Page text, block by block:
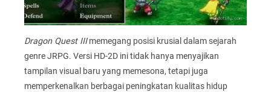
Dragon Quest IIImemegang posisi krusial dalam sejarah
genre JRPG. Versi HD-2D ini tidak hanya menyajikan
tampilan visual baru yang memesona, tetapi juga
memperkenalkan berbagai peningkatan kualitas hidup